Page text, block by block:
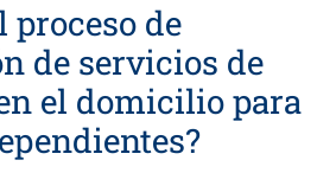
proceso de
de servicios de
el domicilio para